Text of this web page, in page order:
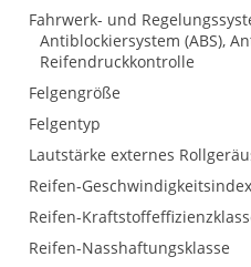
Fahrwerk- und
Antiblockiersystem (ABS),
Reifendruckkontrolle
Felgengröße
Felgentyp
Lautstärke externes
Reifen-Geschwindigkeitsindex
Reifen-
Reifen-Nasshaftungsklasse